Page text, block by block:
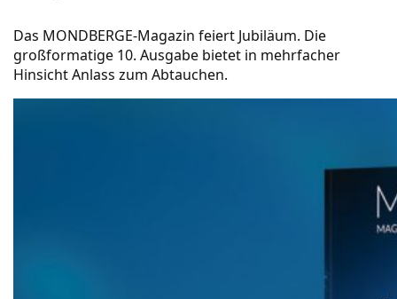
Das MONDBERGE-Magazin feiert Jubiläum. Die
großformatige 10. Ausgabe bietet in mehrfacher
Hinsicht Anlass zum Abtauchen.